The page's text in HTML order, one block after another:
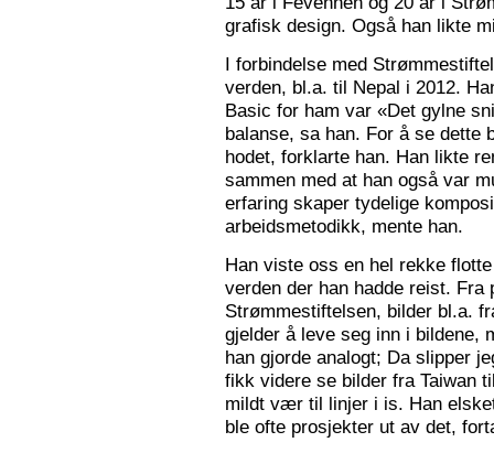
grafisk design. Også han likte
I forbindelse med
verden, bl.a. til Nepal i 2012.
Basic for ham var «Det gylne
balanse, sa han. For å se dette
hodet, forklarte han. Han likte
sammen med at han også var
erfaring skaper tydelige
arbeidsmetodikk, mente han.
Han viste oss en hel rekke
verden der han hadde reist. Fra
Strømmestiftelsen, bilder bl.a.
gjelder å leve seg inn i bildene,
han gjorde analogt; Da slipper
fikk videre se bilder fra Taiwan
mildt vær til linjer i is. Han
ble ofte prosjekter ut av det,